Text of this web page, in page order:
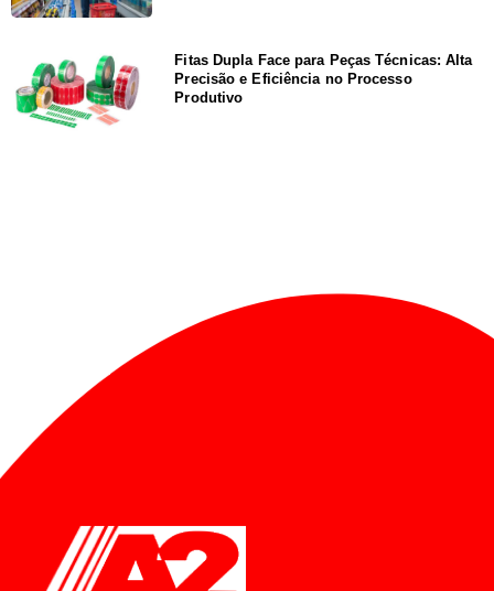
Fitas Dupla Face para Peças Técnicas: Alta
Precisão e Eficiência no Processo
Produtivo